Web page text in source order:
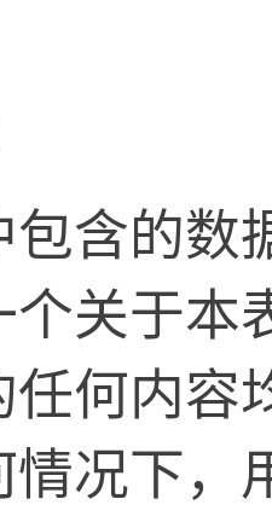
包含的数
个关于本
任何内容
情况下，